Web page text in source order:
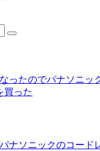
ったのでパナソニッ
買った
ナソニックのコード